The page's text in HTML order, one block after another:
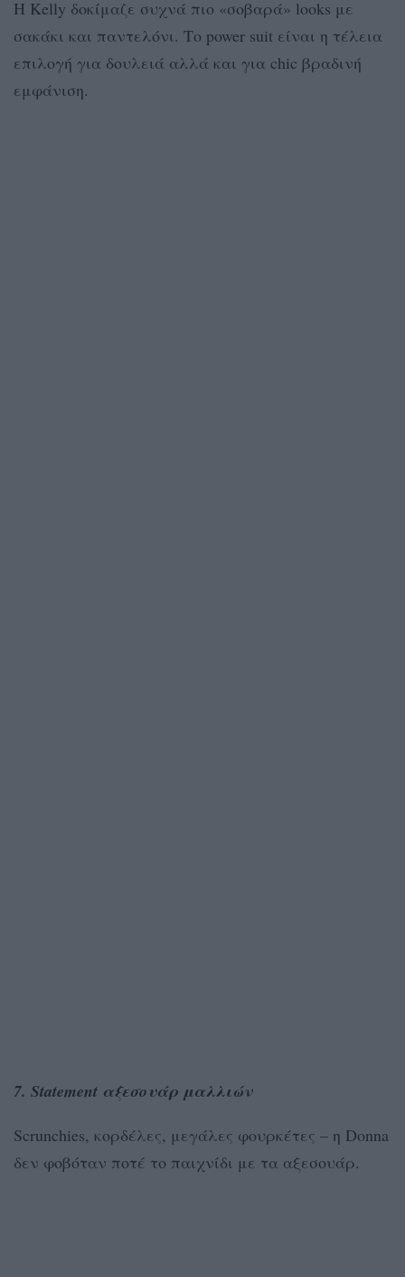
Η Kelly δοκίμαζε συχνά πιο «σοβαρά» looks με
σακάκι και παντελόνι. Το power suit είναι η τέλεια
επιλογή για δουλειά αλλά και για chic βραδινή
εμφάνιση.
7. Statement αξεσουάρ μαλλιών
Scrunchies, κορδέλες, μεγάλες φουρκέτες – η Donna
δεν φοβόταν ποτέ το παιχνίδι με τα αξεσουάρ.